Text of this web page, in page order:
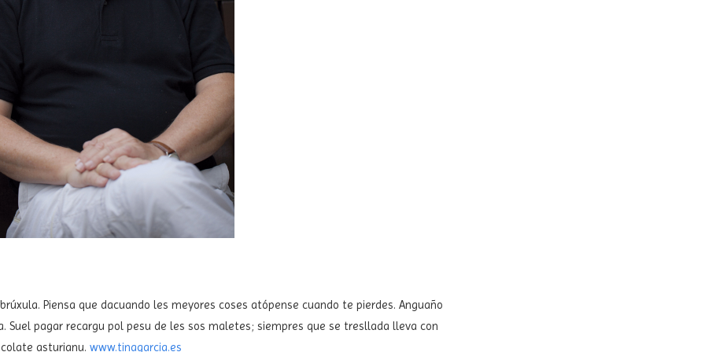
Piensa que dacuando les meyores coses atópense cuando te pierdes. Anguaño